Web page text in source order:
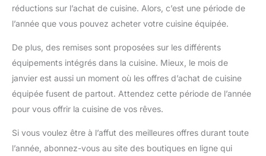
réductions sur l’achat de cuisine. Alors, c’est une période de
l’année que vous pouvez acheter votre cuisine équipée.
De plus, des remises sont proposées sur les différents
équipements intégrés dans la cuisine. Mieux, le mois de
janvier est aussi un moment où les offres d’achat de cuisine
équipée fusent de partout. Attendez cette période de l’année
pour vous offrir la cuisine de vos rêves.
Si vous voulez être à l’affut des meilleures offres durant toute
l’année, abonnez-vous au site des boutiques en ligne qui